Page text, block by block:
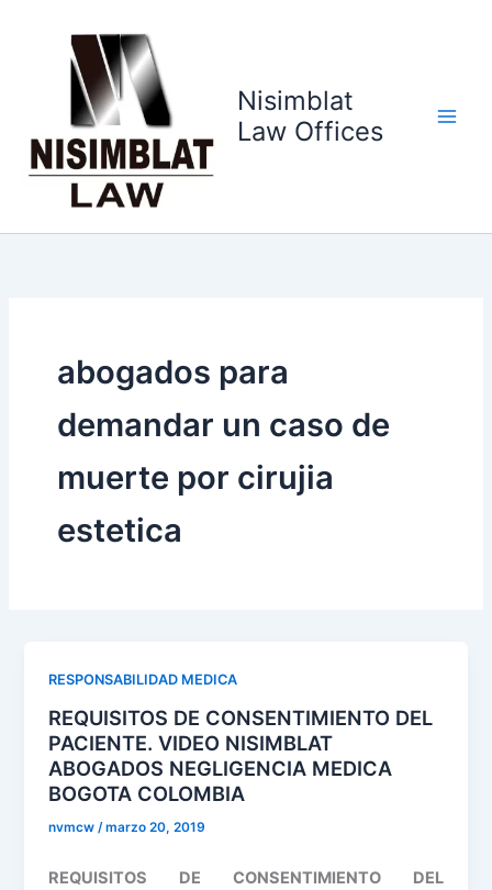
contenido
Nisimblat
Law Offices
abogados para
demandar un caso de
muerte por cirujia
estetica
RESPONSABILIDAD MEDICA
REQUISITOS DE CONSENTIMIENTO DEL
PACIENTE. VIDEO NISIMBLAT
ABOGADOS NEGLIGENCIA MEDICA
BOGOTA COLOMBIA
nvmcw /marzo 20, 2019
REQUISITOS DE CONSENTIMIENTO DEL